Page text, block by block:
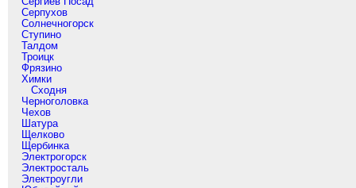
Серпухов
Солнечногорск
Ступино
Талдом
Троицк
Фрязино
Химки
Сходня
Черноголовка
Чехов
Шатура
Щелково
Щербинка
Электрогорск
Электросталь
Электроугли